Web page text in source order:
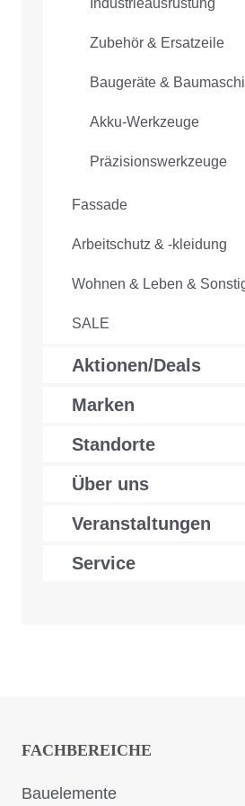
Industrieausrüstung
Zubehör & Ersatzeile
Baugeräte &
Akku-Werkzeuge
Präzisionswerkzeuge
Fassade
Arbeitschutz & -kleidung
Wohnen & Leben &
SALE
Aktionen/Deals
Marken
Standorte
Über uns
Veranstaltungen
Service
FACHBEREICHE
Bauelemente